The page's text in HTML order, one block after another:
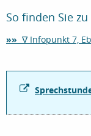
So finden Sie
»» ∇ Infopunkt 7,